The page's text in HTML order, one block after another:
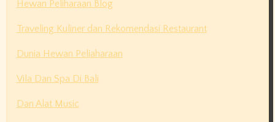
Hewan Peliharaan Blog
Traveling Kuliner dan Rekomendasi Restaurant
Dunia Hewan Peliaharaan
Vila Dan Spa Di Bali
Dan Alat Music